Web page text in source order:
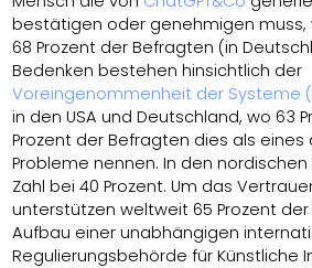
bestätigen oder genehmigen
68 Prozent der Befragten (in
Bedenken bestehen hinsichtlich der
Voreingenommenheit der Systeme
in den USA und Deutschland, wo 63
Prozent der Befragten dies als
Probleme nennen. In den
Zahl bei 40 Prozent. Um das
unterstützen weltweit 65 Prozent
Aufbau einer unabhängigen
Regulierungsbehörde für Künstliche